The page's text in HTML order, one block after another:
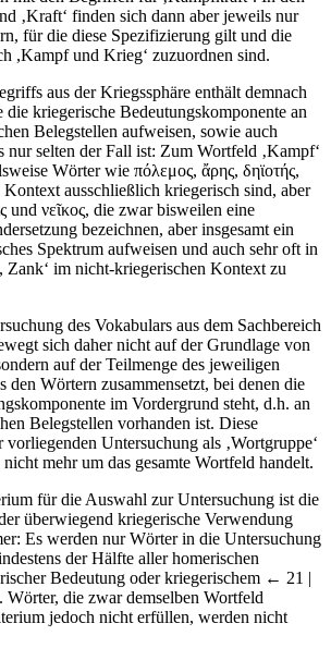
‚Kraft‘ finden sich dann aber jeweils nur
für die diese Spezifizierung gilt und die
,Kampf und Krieg‘ zuzuordnen sind.
aus der Kriegssphäre enthält demnach
kriegerische Bedeutungskomponente an
Belegstellen aufweisen, sowie auch
nur selten der Fall ist: Zum Wortfeld ‚Kampf‘
Wörter wie πόλεμος, ἄρης, δηϊοτής,
ausschließlich kriegerisch sind, aber
und νεῖκος, die zwar bisweilen eine
bezeichnen, aber insgesamt ein
Spektrum aufweisen und auch sehr oft in
Zank‘ im nicht-kriegerischen Kontext zu
des Vokabulars aus dem Sachbereich
sich daher nicht auf der Grundlage von
auf der Teilmenge des jeweiligen
den Wörtern zusammensetzt, bei denen die
im Vordergrund steht, d.h. an
Belegstellen vorhanden ist. Diese
Untersuchung als ‚Wortgruppe‘
mehr um das gesamte Wortfeld handelt.
für die Auswahl zur Untersuchung ist die
überwiegend kriegerische Verwendung
Es werden nur Wörter in die Untersuchung
der Hälfte aller homerischen
Bedeutung oder kriegerischem ← 21 |
Wörter, die zwar demselben Wortfeld
jedoch nicht erfüllen, werden nicht